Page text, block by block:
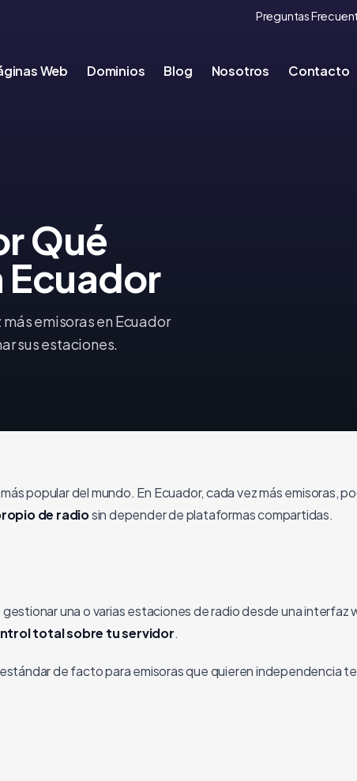
Preguntas
Web Dominios Blog Nosotros Contacto
Qué
Ecuador
emisoras en Ecuador
sus estaciones.
popular del mundo. En Ecuador, cada vez más emisoras,
de radiosin depender de plataformas compartidas.
una o varias estaciones de radio desde una interfaz
total sobre tu servidor.
de facto para emisoras que quieren independencia